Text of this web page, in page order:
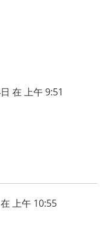
在 上午 9:51
上午 10:55